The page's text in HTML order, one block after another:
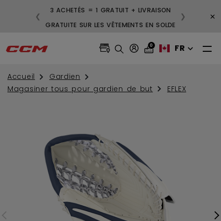
3 ACHETÉS = 1 GRATUIT + LIVRAISON
GRATUITE SUR LES VÊTEMENTS EN SOLDE
❮ ❯ ×
0 FR
Accueil
Gardien
Magasiner tous pour gardien de but
EFLEX